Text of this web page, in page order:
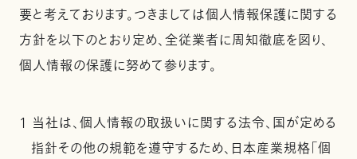
要と考えております。つきましては個人情報保護に関する
方針を以下のとおり定め、全従業者に周知徹底を図り、
個人情報の保護に努めて参ります。
1 当社は、個人情報の取扱いに関する法令、国が定める
指針その他の規範を遵守するため、日本産業規格「個